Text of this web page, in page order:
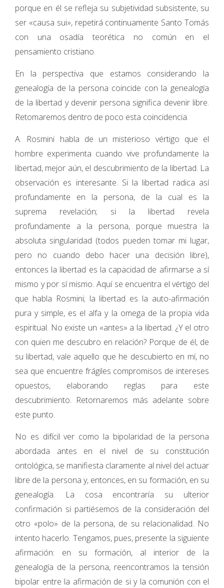
porque en él se refleja su subjetividad subsistente, su
ser «causa sui», repetirá continuamente Santo Tomás
con una osadía teorética no común en el
pensamiento cristiano.
En la perspectiva que estamos considerando la
genealogía de la persona coincide con la genealogía
de la libertad y devenir persona significa devenir libre.
Retomaremos dentro de poco esta coincidencia.
A. Rosmini habla de un misterioso vértigo que el
hombre experimenta cuando vive profundamente la
libertad, mejor aún, el descubrimiento de la libertad. La
observación es interesante. Si la libertad radica así
profundamente en la persona, de la cual es la
suprema revelación; si la libertad revela
profundamente a la persona, porque muestra la
absoluta singularidad (todos pueden tomar mi lugar,
pero no cuando debo hacer una decisión libre),
entonces la libertad es la capacidad de afirmarse a sí
mismo y por sí mismo. Aquí se encuentra el vértigo del
que habla Rosmini; la libertad es la auto-afirmación
pura y simple, es el alfa y la omega de la propia vida
espiritual. No existe un «antes» a la libertad. ¿Y el otro
con quien me descubro en relación? Porque de él, de
su libertad, vale aquello que he descubierto en mí, no
sea que encuentre frágiles compromisos de intereses
opuestos, elaborando reglas para este
descubrimiento. Retornaremos más adelante sobre
este punto.
No es difícil ver como la bipolaridad de la persona
abordada antes en el nivel de su constitución
ontológica, se manifiesta claramente al nivel del actuar
libre de la persona y, entonces, en su formación, en su
genealogía. La cosa encontraría su ulterior
confirmación si partiésemos de la consideración del
otro «polo» de la persona, de su relacionalidad. No
intento hacerlo. Tengamos, pues, presente la siguiente
afirmación: en su formación, al interior de la
genealogía de la persona, reencontramos la tensión
bipolar entre la afirmación de si y la comunión con el